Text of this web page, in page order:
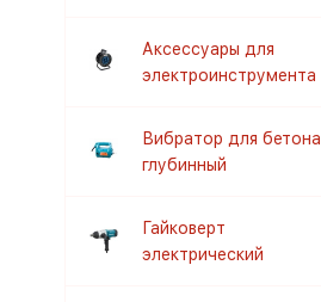
Аксессуары для
электроинструмента
Вибратор для бетона
глубинный
Гайковерт
электрический